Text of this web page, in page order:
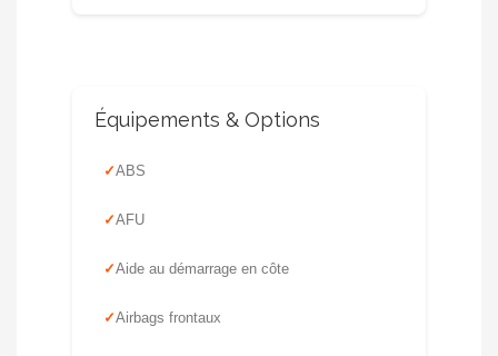
Équipements & Options
ABS
AFU
Aide au démarrage en côte
Airbags frontaux